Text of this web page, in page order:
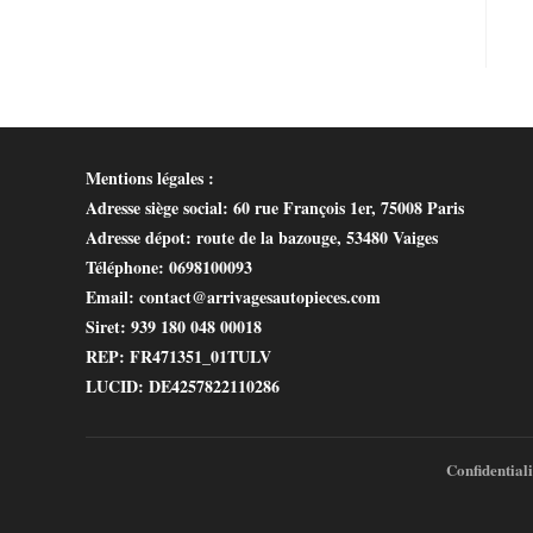
Mentions légales :
Adresse siège social: 60 rue François 1er, 75008 Paris
Adresse dépot: route de la bazouge, 53480 Vaiges
Téléphone: 0698100093
Email: contact@arrivagesautopieces.com
Siret: 939 180 048 00018
REP: FR471351_01TULV
LUCID: DE4257822110286